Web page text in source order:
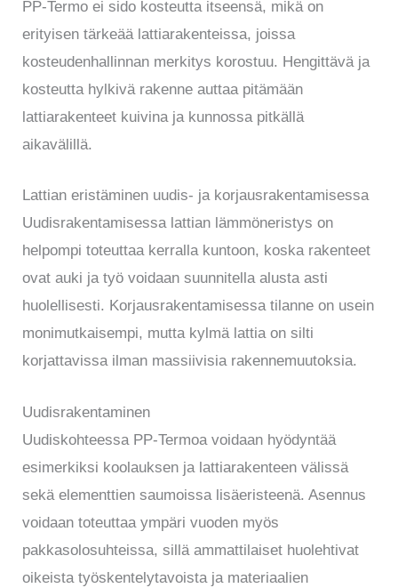
PP-Termo ei sido kosteutta itseensä, mikä on
erityisen tärkeää lattiarakenteissa, joissa
kosteudenhallinnan merkitys korostuu. Hengittävä ja
kosteutta hylkivä rakenne auttaa pitämään
lattiarakenteet kuivina ja kunnossa pitkällä
aikavälillä.
Lattian eristäminen uudis- ja korjausrakentamisessa
Uudisrakentamisessa lattian lämmöneristys on
helpompi toteuttaa kerralla kuntoon, koska rakenteet
ovat auki ja työ voidaan suunnitella alusta asti
huolellisesti. Korjausrakentamisessa tilanne on usein
monimutkaisempi, mutta kylmä lattia on silti
korjattavissa ilman massiivisia rakennemuutoksia.
Uudisrakentaminen
Uudiskohteessa PP-Termoa voidaan hyödyntää
esimerkiksi koolauksen ja lattiarakenteen välissä
sekä elementtien saumoissa lisäeristeenä. Asennus
voidaan toteuttaa ympäri vuoden myös
pakkasolosuhteissa, sillä ammattilaiset huolehtivat
oikeista työskentelytavoista ja materiaalien